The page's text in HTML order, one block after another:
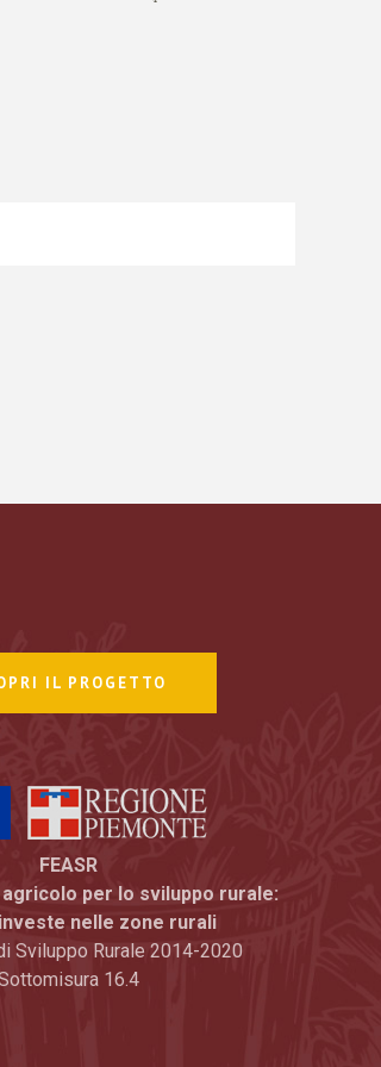
IL PROGETTO
FEASR
per lo sviluppo rurale:
investe nelle zone rurali
Sviluppo Rurale 2014-2020
16.4